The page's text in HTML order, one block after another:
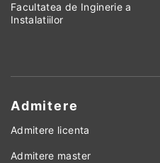
Facultatea de Inginerie a
Instalatiilor
Admitere
Admitere licenta
Admitere master